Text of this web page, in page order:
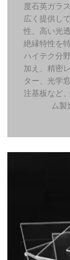
度石英ガラ
広く提供し
性、高い光
絶縁特性を
ハイテク分
加え、精密
ター、光学
注基板など
ム製